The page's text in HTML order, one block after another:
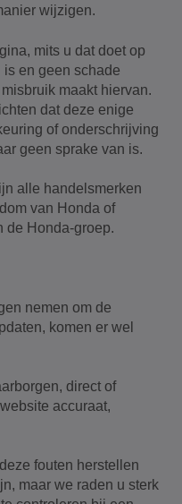
wijzigen.
mits u dat doet op
en geen schade
maakt hiervan.
dat deze enige
of onderschrijving
geen sprake van is.
alle handelsmerken
van Honda of
de Honda-groep.
nemen om de
komen er wel
direct of
accuraat,
fouten herstellen
maar we raden u sterk